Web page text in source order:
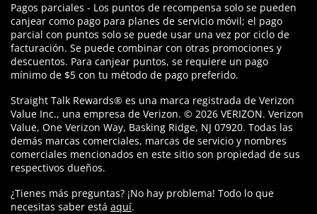
Pagos parciales - Los puntos de recompensa solo se pueden
canjear como pago para planes de servicio móvil; el pago
parcial con puntos solo se puede usar una vez por ciclo de
facturación. Se puede combinar con otras promociones y
descuentos. Para canjear puntos, se requiere un pago
mínimo de $5 con tu método de pago preferido.
Straight Talk Rewards® es una marca registrada de Verizon
Value Inc., una empresa de Verizon. © 2026 VERIZON. Verizon
Value, One Verizon Way, Basking Ridge, NJ 07920. Todas las
demás marcas comerciales, marcas de servicio y nombres
comerciales mencionados en este sitio son propiedad de sus
respectivos dueños.
¿Tienes más preguntas? ¡No hay problema! Todo lo que
necesitas saber está aquí.